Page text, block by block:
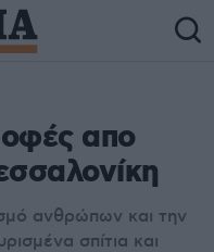
απο
ανθρώπων και την
σπίτια και